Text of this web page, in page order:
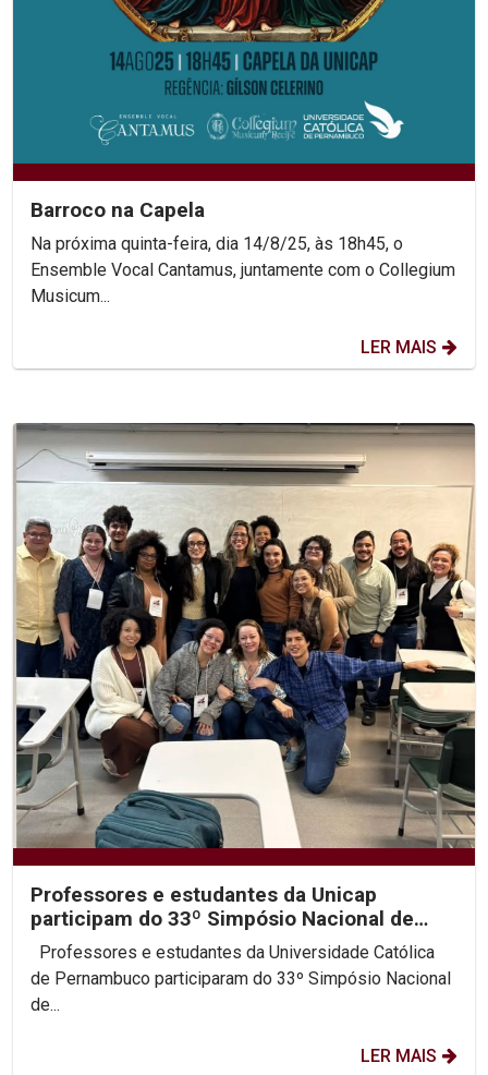
Barroco na Capela
Na próxima quinta-feira, dia 14/8/25, às 18h45, o
Ensemble Vocal Cantamus, juntamente com o Collegium
Musicum...
LER MAIS
Professores e estudantes da Unicap
participam do 33º Simpósio Nacional de
História da ANPUH
de Pernambuco participaram do 33º Simpósio Nacional
de...
LER MAIS